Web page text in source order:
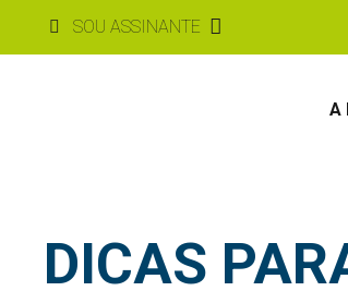
SOU ASSINANTE
A
DICAS